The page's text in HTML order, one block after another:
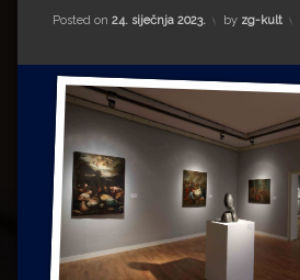
Matea Andrić
Ljiljana Lekanić-Kljaić
Željko Krznarić
Mario Lovreković
Posted on 24. siječnja 2023. by zg-kult